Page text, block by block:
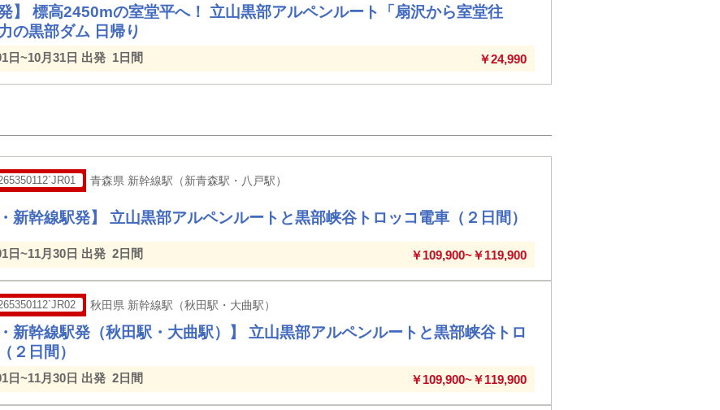
発】 標高2450mの室堂平へ！ 立山黒部アルペンルート「扇沢から室堂往
の黒部ダム 日帰り
日~10月31日 出発 1日間 ￥24,990
青森県 新幹線駅（新青森駅・八戸駅）
・新幹線駅発】 立山黒部アルペンルートと黒部峡谷トロッコ電車（２日間）
日~11月30日 出発 2日間 ￥109,900~￥119,900
秋田県 新幹線駅（秋田駅・大曲駅）
・新幹線駅発（秋田駅・大曲駅）】 立山黒部アルペンルートと黒部峡谷トロ
２日間）
日~11月30日 出発 2日間 ￥109,900~￥119,900